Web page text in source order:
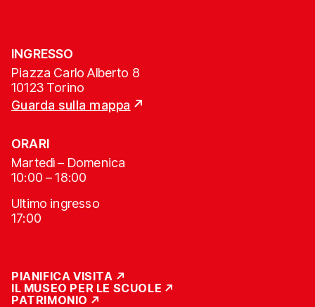
INGRESSO
Piazza Carlo Alberto 8
10123 Torino
Guarda sulla mappa
ORARI
Martedì – Domenica
10:00 – 18:00
Ultimo ingresso
17:00
PIANIFICA VISITA
IL MUSEO PER LE SCUOLE
PATRIMONIO